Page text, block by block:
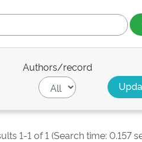
Authors/record
1-1 of 1 (Search time: 0.157